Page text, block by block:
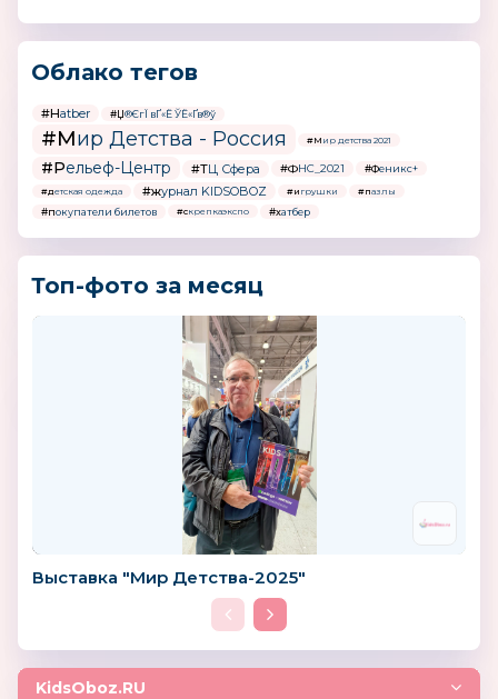
Облако тегов
#Hatber #Џ®ЄгЇ вҐ«Ё ЎЁ«Ґв®ў
#Мир Детства - Россия #Мир детства 2021
#Рельеф-Центр #ТЦ Сфера #ФНС_2021 #Феникс+
#детская одежда #журнал KIDSOBOZ #игрушки #пазлы
#покупатели билетов #скрепкаэкспо #хатбер
Топ-фото за месяц
Выставка "Мир Детства-2025"
KidsOboz.RU